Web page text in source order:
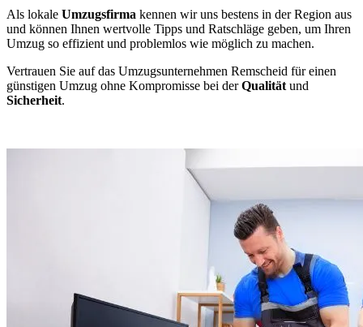
Als lokale Umzugsfirma kennen wir uns bestens in der Region aus
und können Ihnen wertvolle Tipps und Ratschläge geben, um Ihren
Umzug so effizient und problemlos wie möglich zu machen.
Vertrauen Sie auf das Umzugsunternehmen Remscheid für einen
günstigen Umzug ohne Kompromisse bei derQualität und
Sicherheit.